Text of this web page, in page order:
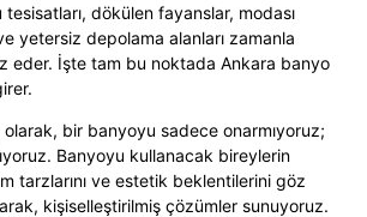
dökülen fayanslar, modası
yetersiz depolama alanları zamanla
eder. İşte tam bu noktada Ankara banyo
olarak, bir banyoyu sadece onarmıyoruz;
Banyoyu kullanacak bireylerin
tarzlarını ve estetik beklentilerini göz
kişiselleştirilmiş çözümler sunuyoruz.